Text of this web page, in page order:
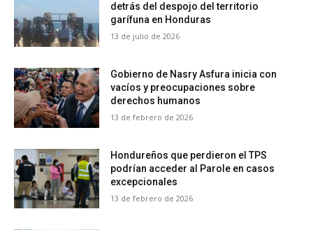
detrás del despojo del territorio
garífuna en Honduras
13 de julio de 2026
Gobierno de Nasry Asfura inicia con
vacíos y preocupaciones sobre
derechos humanos
13 de febrero de 2026
Hondureños que perdieron el TPS
podrían acceder al Parole en casos
excepcionales
13 de febrero de 2026